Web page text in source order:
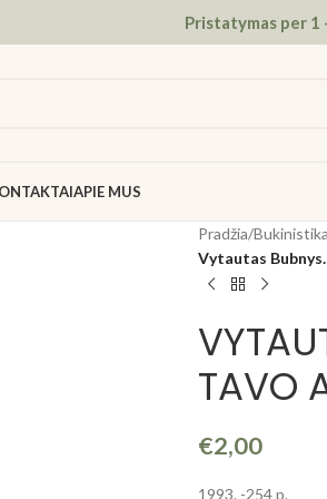
Pristatymas per 1
APIE MUS
Pradžia/Bukinistika
Vytautas
TAVO
€2,00
1993. -254 p.